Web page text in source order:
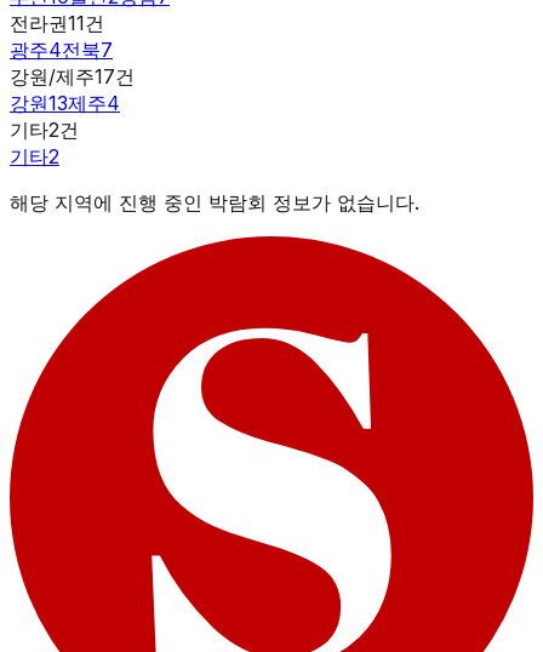
전라권11건
광주4전북7
강원/제주17건
강원13제주4
기타2건
기타2
해당 지역에 진행 중인 박람회 정보가 없습니다.